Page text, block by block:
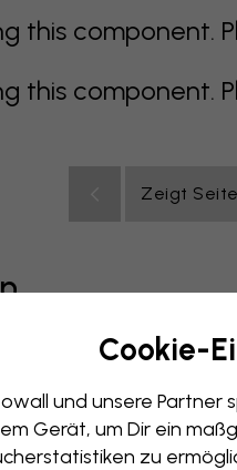
this component.
this component.
Zeigt Seite
bunt orange
Büro
Cookie-
und unsere Partner
Gerät, um Dir ein
zu